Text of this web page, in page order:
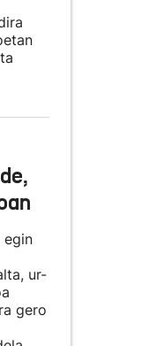
egin
ur-
gero